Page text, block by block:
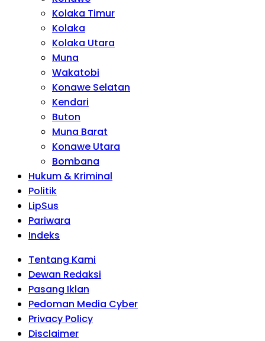
Kolaka Timur
Kolaka
Kolaka Utara
Muna
Wakatobi
Konawe Selatan
Kendari
Buton
Muna Barat
Konawe Utara
Bombana
Hukum & Kriminal
Politik
LipSus
Pariwara
Indeks
Tentang Kami
Dewan Redaksi
Pasang Iklan
Pedoman Media Cyber
Privacy Policy
Disclaimer